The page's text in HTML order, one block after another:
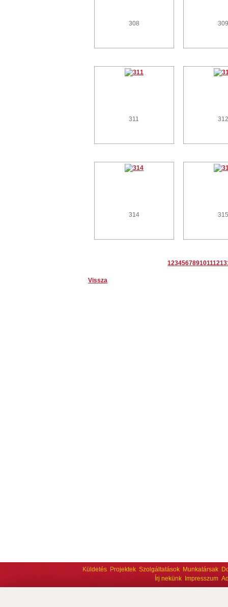
308 309
311 312
314 315
12345678910111213
Vissza
Küldetés Projektek Szolgáltatások Munkatársak
Írj nekünk
Impresszum